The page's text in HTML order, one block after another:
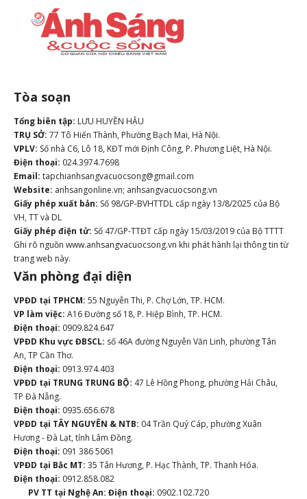
Tòa soạn
Tổng biên tập: LƯU HUYỀN HẬU
TRỤ SỞ: 77 Tô Hiến Thành, Phường Bạch Mai, Hà Nội.
VPLV: Số nhà C6, Lô 18, KĐT mới Định Công, P. Phương Liệt, Hà Nội.
Điện thoại: 024.3974.7698
Email: tapchianhsangvacuocsong@gmail.com
Website: anhsangonline.vn; anhsangvacuocsong.vn
Giấy phép xuất bản: Số 98/GP-BVHTTDL cấp ngày 13/8/2025 của Bộ
VH, TT và DL
Giấy phép điện tử: Số 47/GP-TTĐT cấp ngày 15/03/2019 của Bộ TTTT
Ghi rõ nguồn www.anhsangvacuocsong.vn khi phát hành lại thông tin từ
trang web này.
Văn phòng đại diện
VPĐD tại TPHCM: 55 Nguyễn Thi, P. Chợ Lớn, TP. HCM.
VP làm việc: A16 Đường số 18, P. Hiệp Bình, TP. HCM.
Điện thoại: 0909.824.647
VPĐD Khu vực ĐBSCL: số 46A đường Nguyễn Văn Linh, phường Tân
An, TP Cần Thơ.
Điện thoại: 0913.974.403
VPĐD tại TRUNG TRUNG BỘ: 47 Lê Hồng Phong, phường Hải Châu,
TP Đà Nẵng.
Điện thoại: 0935.656.678
VPĐD tại TÂY NGUYÊN & NTB: 04 Trần Quý Cáp, phường Xuân
Hương - Đà Lạt, tỉnh Lâm Đồng.
Điện thoại: 091 386 5061
VPĐD tại Bắc MT: 35 Tân Hương, P. Hạc Thành, TP. Thanh Hóa.
Điện thoại: 0912.858.082
PV TT tại Nghệ An: Điện thoại: 0902.102.720